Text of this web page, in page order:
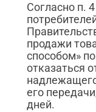
Согласно п.
продажи
способом»
отказаться
его
дней.